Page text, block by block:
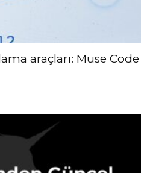
araçları: Muse Code